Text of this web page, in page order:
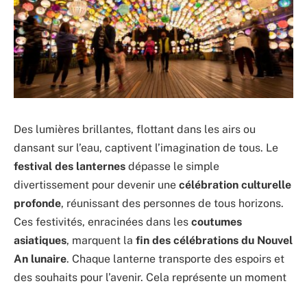
Des lumières brillantes, flottant dans les airs ou
dansant sur l’eau, captivent l’imagination de tous. Le
festival des lanternes dépasse le simple
divertissement pour devenir une célébration culturelle
profonde, réunissant des personnes de tous horizons.
Ces festivités, enracinées dans les coutumes
asiatiques, marquent la fin des célébrations du Nouvel
An lunaire. Chaque lanterne transporte des espoirs et
des souhaits pour l’avenir. Cela représente un moment